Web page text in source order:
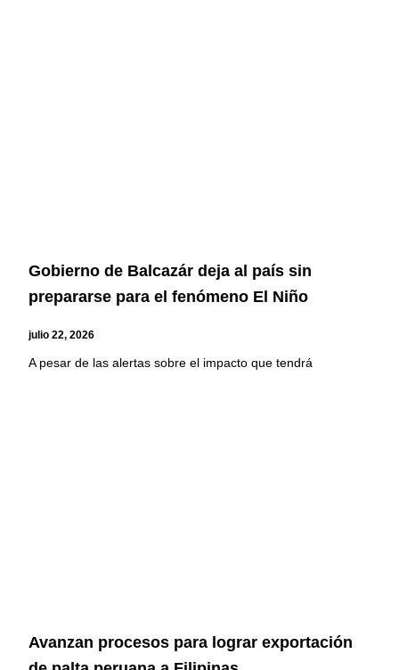
Gobierno de Balcazár deja al país sin
prepararse para el fenómeno El Niño
julio 22, 2026
A pesar de las alertas sobre el impacto que tendrá
Avanzan procesos para lograr exportación